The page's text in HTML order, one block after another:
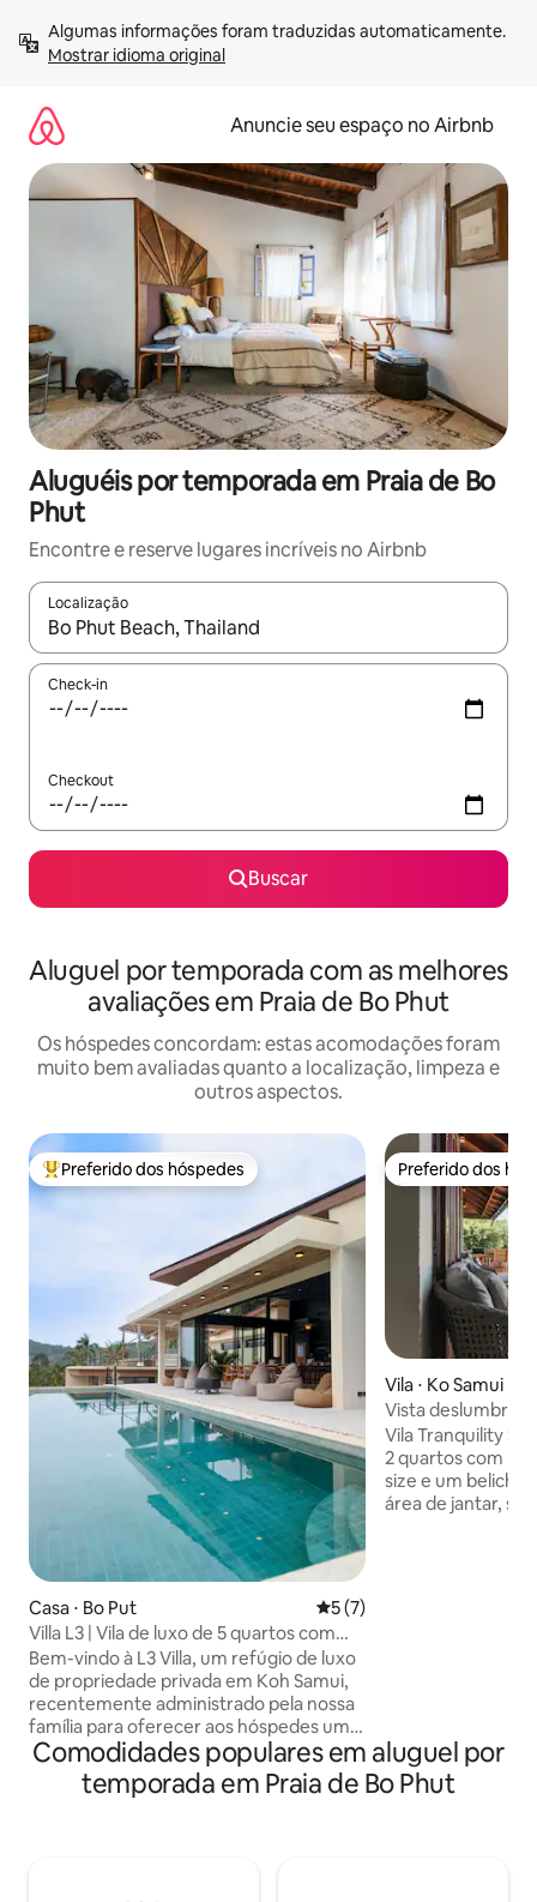
para
Mostrar idioma original
Anuncie seu espaço no Airbnb
Aluguéis por temporada em Praia de Bo
Phut
Encontre e reserve lugares incríveis no Airbnb
Localização
Quando os resultados estiverem disponíveis, explore-os
Check-in
Checkout
Buscar
Aluguel por temporada com as melhores
avaliações em Praia de Bo Phut
Os hóspedes concordam: estas acomodações foram
muito bem avaliadas quanto a localização, limpeza e
outros aspectos.
Entre os melhores preferidos dos hóspedes
Preferido dos hóspedes
Casa ⋅ Bo Put 5 de uma avaliação média
5 (7)
Villa L3 | Vila de luxo de 5 quartos com
piscina privativa
Bem-vindo à L3 Villa, um refúgio de luxo
de propriedade privada em Koh Samui,
recentemente administrado pela nossa
família para oferecer aos hóspedes uma
estadia verdadeiramente personalizada
e confortável. Projetada pensando em
espaço, privacidade e comodidade,
Preferido dos
Preferido dos
Vila ⋅ Ko Samui
Vista
Tranquility
Vila Tranquility Samui Villa
2 quartos com
size e um
área de jantar,
espetacular para
Comodidades populares em aluguel por
temporada em Praia de Bo Phut